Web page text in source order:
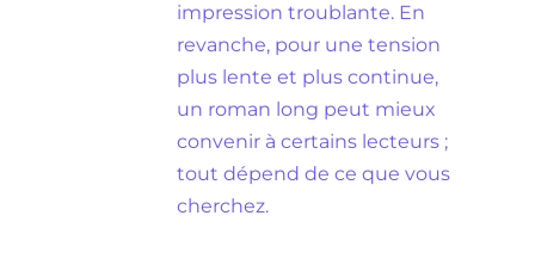
impression troublante. En
revanche, pour une tension
plus lente et plus continue,
un roman long peut mieux
convenir à certains lecteurs ;
tout dépend de ce que vous
cherchez.